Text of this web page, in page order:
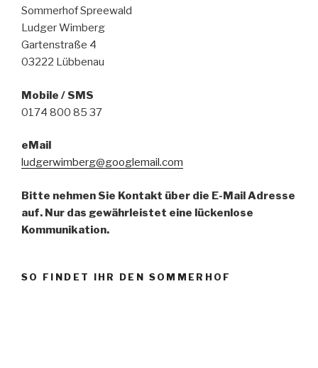
Sommerhof Spreewald
Ludger Wimberg
Gartenstraße 4
03222 Lübbenau
Mobile / SMS
0174 800 85 37
eMail
ludgerwimberg@googlemail.com
Bitte nehmen Sie Kontakt über die E-Mail Adresse
auf. Nur das gewährleistet eine lückenlose
Kommunikation.
SO FINDET IHR DEN SOMMERHOF